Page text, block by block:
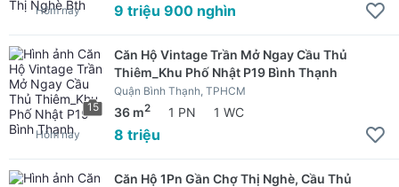
9 triệu 900 nghìn
Hôm nay
15
Căn Hộ Vintage Trần Mở Ngay Cầu Thủ
Thiêm_Khu Phố Nhật P19 Bình Thạnh
Quận Bình Thạnh, TPHCM
36 m2 1 PN 1 WC
8 triệu
Hôm nay
Căn Hộ 1Pn Gần Chợ Thị Nghè, Cầu Thủ